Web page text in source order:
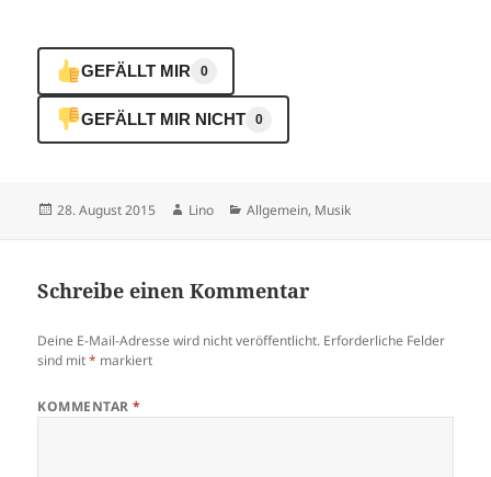
GEFÄLLT MIR 0
GEFÄLLT MIR NICHT 0
Veröffentlicht
28. August 2015 Autor
Lino Kategorien
Allgemein, Musik
Schreibe einen Kommentar
Deine E-Mail-Adresse wird nicht veröffentlicht. Erforderliche Felder
sind mit* markiert
KOMMENTAR*